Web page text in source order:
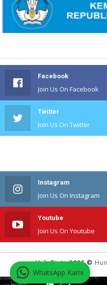
Facebook
Join Us On Facebook
Twitter
Join Us On Twitter
Instagram
Join Us On Instagram
Youtube
Join Us On Youtube
Hak Cipta 2021 ©
WhatsApp Kami